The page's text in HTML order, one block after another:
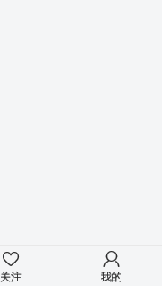
关注 我的